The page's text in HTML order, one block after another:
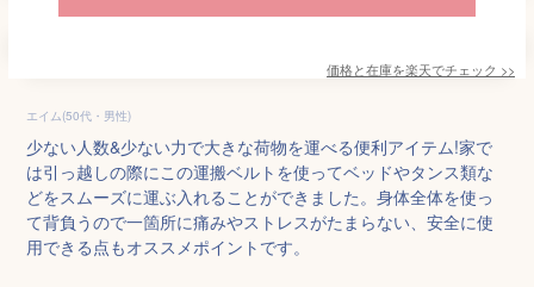
価格と在庫を楽天でチェック >>
エイム(50代・男性)
少ない人数&少ない力で大きな荷物を運べる便利アイテム!家で
は引っ越しの際にこの運搬ベルトを使ってベッドやタンス類な
どをスムーズに運ぶ入れることができました。身体全体を使っ
て背負うので一箇所に痛みやストレスがたまらない、安全に使
用できる点もオススメポイントです。